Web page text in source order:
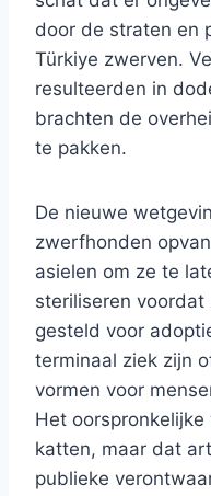
door de straten en
Türkiye zwerven.
resulteerden in
brachten de
te pakken.
De nieuwe
zwerfhonden
asielen om ze te
steriliseren
gesteld voor
terminaal ziek zijn
vormen voor
Het
katten, maar dat
publieke